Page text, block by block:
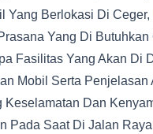
Yang Berlokasi Di
Yang Di Butuhkan
Fasilitas Yang Akan Di
Mobil Serta Penjelasan
Keselamatan Dan
Pada Saat Di Jalan